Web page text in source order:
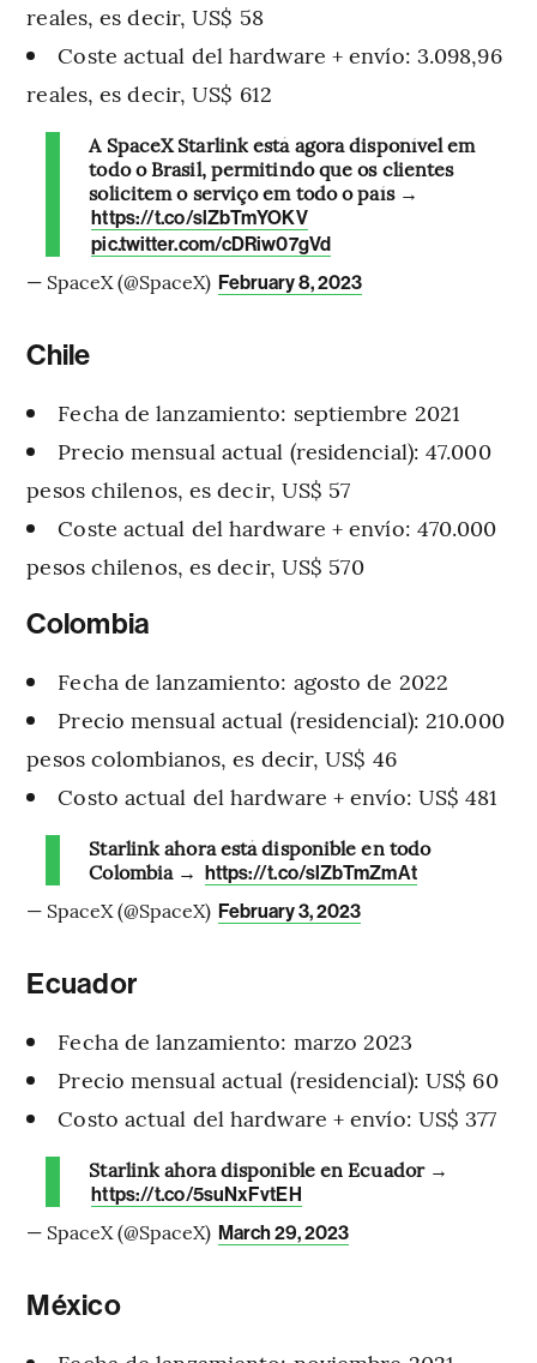
reales, es decir, US$ 58
Coste actual del hardware + envío: 3.098,96
reales, es decir, US$ 612
A SpaceX Starlink está agora disponível em
todo o Brasil, permitindo que os clientes
solicitem o serviço em todo o país →
https://t.co/slZbTmYOKV
pic.twitter.com/cDRiw07gVd
— SpaceX (@SpaceX) February 8, 2023
Chile
Fecha de lanzamiento: septiembre 2021
Precio mensual actual (residencial): 47.000
pesos chilenos, es decir, US$ 57
Coste actual del hardware + envío: 470.000
pesos chilenos, es decir, US$ 570
Colombia
Fecha de lanzamiento: agosto de 2022
Precio mensual actual (residencial): 210.000
pesos colombianos, es decir, US$ 46
Costo actual del hardware + envío: US$ 481
Starlink ahora está disponible en todo
Colombia →
https://t.co/slZbTmZmAt
— SpaceX (@SpaceX) February 3, 2023
Ecuador
Fecha de lanzamiento: marzo 2023
Precio mensual actual (residencial): US$ 60
Costo actual del hardware + envío: US$ 377
Starlink ahora disponible en Ecuador →
https://t.co/5suNxFvtEH
— SpaceX (@SpaceX) March 29, 2023
México